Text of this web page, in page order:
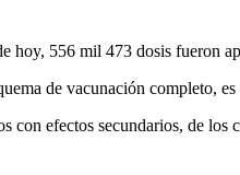
hoy, 556 mil 473 dosis fueron
de vacunación completo,
efectos secundarios, de los